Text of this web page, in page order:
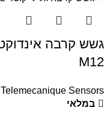
M12
Telemecanique Sensors
במלאי